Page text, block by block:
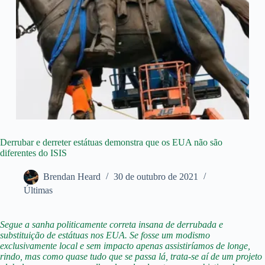
Derrubar e derreter estátuas demonstra que os EUA não são
diferentes do ISIS
Brendan Heard
30 de outubro de 2021
Últimas
Segue a sanha politicamente correta insana de derrubada e
substituição de estátuas nos EUA. Se fosse um modismo
exclusivamente local e sem impacto apenas assistiríamos de longe,
rindo, mas como quase tudo que se passa lá, trata-se aí de um projeto